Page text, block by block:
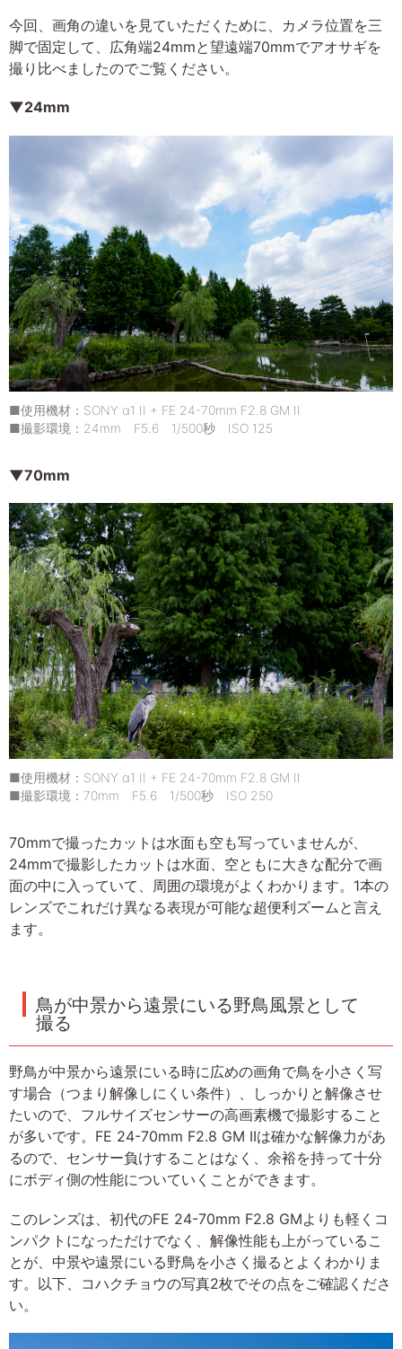
今回、画角の違いを見ていただくために、カメラ位置を三
脚で固定して、広角端24mmと望遠端70mmでアオサギを
撮り比べましたのでご覧ください。
▼24mm
■使用機材：SONY α1 II + FE 24-70mm F2.8 GM II
■撮影環境：24mm F5.6 1/500秒 ISO 125
▼70mm
■使用機材：SONY α1 II + FE 24-70mm F2.8 GM II
■撮影環境：70mm F5.6 1/500秒 ISO 250
70mmで撮ったカットは水面も空も写っていませんが、
24mmで撮影したカットは水面、空ともに大きな配分で画
面の中に入っていて、周囲の環境がよくわかります。1本の
レンズでこれだけ異なる表現が可能な超便利ズームと言え
ます。
鳥が中景から遠景にいる野鳥風景として
撮る
野鳥が中景から遠景にいる時に広めの画角で鳥を小さく写
す場合（つまり解像しにくい条件）、しっかりと解像させ
たいので、フルサイズセンサーの高画素機で撮影すること
が多いです。FE 24-70mm F2.8 GM IIは確かな解像力があ
るので、センサー負けすることはなく、余裕を持って十分
にボディ側の性能についていくことができます。
このレンズは、初代のFE 24-70mm F2.8 GMよりも軽くコ
ンパクトになっただけでなく、解像性能も上がっているこ
とが、中景や遠景にいる野鳥を小さく撮るとよくわかりま
す。以下、コハクチョウの写真2枚でその点をご確認くださ
い。